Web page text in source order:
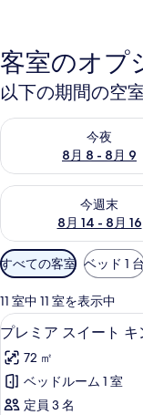
ル
の
写
ギ
ラ
リ
ー
客室のオプ
以下の期間の空
今夜
8月 8 - 8月 9
今夜 8月 8 - 8月 9 の
今週末
8月 14 - 8月 16
今週末 8月 14 - 8月
利
用
可
能
な
客
室
の
すべての客室 ベッド 1
11 室中 11 室を表示中
プ
レ
ミ
ア
11
プレミア スイート
72 ㎡
ベッドルーム 1 室
定員 3 名